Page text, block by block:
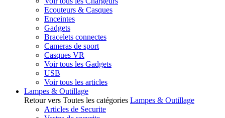
Ecouteurs & Casques
Enceintes
Gadgets
Bracelets connectes
Cameras de sport
Casques VR
Voir tous les Gadgets
USB
Voir tous les articles
Lampes & Outillage
Retour vers Toutes les catégories Lampes & Outillage
Articles de Securite